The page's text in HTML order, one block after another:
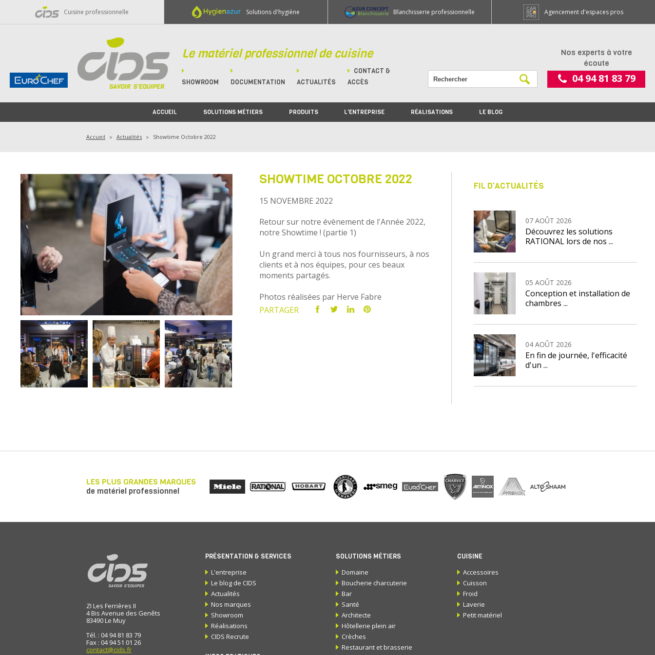
Cuisine professionnelle Solutions d'hygiène Blanchisserie professionnelle Agencement d'espaces pros
Le matériel professionnel de cuisine
SHOWROOM DOCUMENTATION ACTUALITÉS
CONTACT &
ACCÈS
Nos experts à votre
écoute
04 94 81 83 79
ACCUEIL SOLUTIONS MÉTIERS PRODUITS L'ENTREPRISE RÉALISATIONS LE BLOG
Accueil Actualités Showtime Octobre 2022
SHOWTIME OCTOBRE 2022
15 NOVEMBRE 2022
Retour sur notre évènement de l'Année 2022,
notre Showtime ! (partie 1)
Un grand merci à tous nos fournisseurs, à nos
clients et à nos équipes, pour ces beaux
moments partagés.
Photos réalisées par Herve Fabre
PARTAGER
FIL D'ACTUALITÉS
07 AOÛT 2026
Découvrez les solutions
RATIONAL lors de nos ...
05 AOÛT 2026
Conception et installation de
chambres ...
04 AOÛT 2026
En fin de journée, l'efficacité
d'un ...
LES PLUS GRANDES MARQUES
de matériel professionnel
ZI Les Ferrières II
4 Bis Avenue des Genêts
83490Le Muy
Tél. : 04 94 81 83 79
Fax : 04 94 51 01 26
contact@cids.fr
PRÉSENTATION & SERVICES
L'entreprise
Le blog de CIDS
Actualités
Nos marques
Showroom
Réalisations
CIDS Recrute
SOLUTIONS MÉTIERS
Domaine
Boucherie charcuterie
Bar
Santé
Architecte
Hôtellerie plein air
Crèches
Restaurant et brasserie
CUISINE
Accessoires
Cuisson
Froid
Laverie
Petit matériel
Panneau de gestion des cookies